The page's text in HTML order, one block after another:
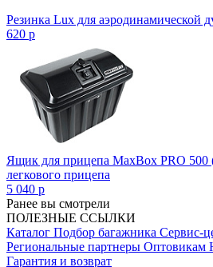
Резинка Lux для аэродинамической
620 p
Ящик для прицепа MaxBox PRO
легкового прицепа
5 040 p
Ранее вы смотрели
ПОЛЕЗНЫЕ ССЫЛКИ
Каталог Подбор багажника Сервис-
Региональные партнеры Оптовикам
Гарантия и возврат